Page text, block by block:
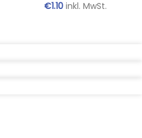
€1.10 inkl. MwSt.